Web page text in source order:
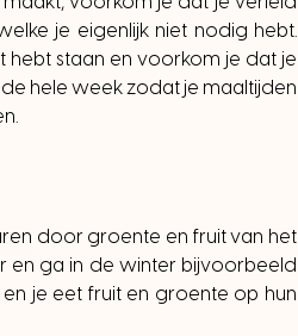
je eigenlijk niet nodig hebt.
hebt staan en voorkom je dat je
hele week zodat je maaltijden
door groente en fruit van het
en ga in de winter bijvoorbeeld
je eet fruit en groente op hun